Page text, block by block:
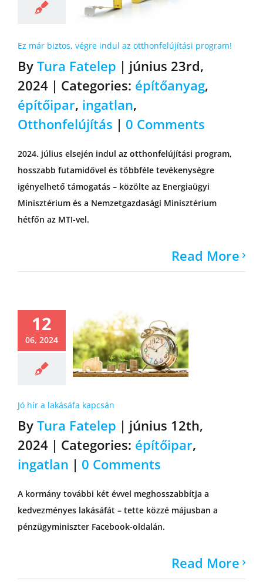
Ez már biztos, végre indul az otthonfelújítási program!
By Tura Fatelep | június 23rd,
2024 | Categories: építőanyag,
építőipar, ingatlan,
Otthonfelújítás | 0 Comments
2024. július elsején indul az otthonfelújítási program,
hosszabb futamidővel és többféle tevékenységre
igényelhető támogatás – közölte az Energiaügyi
Minisztérium és a Nemzetgazdasági Minisztérium
hétfőn az MTI-vel.
Read More
12
06, 2024
Jó hír a lakásáfa kapcsán
By Tura Fatelep | június 12th,
2024 | Categories: építőipar,
ingatlan | 0 Comments
A kormány további két évvel meghosszabbítja a
kedvezményes lakásáfát – tette közzé májusban a
pénzügyminiszter Facebook-oldalán.
Read More